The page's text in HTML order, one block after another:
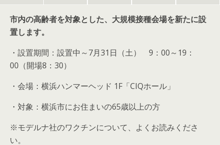
市内の高齢者を対象とした、大規模接種会場を新たに設
置します。
・設置期間：設置中～7月31日（土） 9：00～19：
00（開場8：30）
・会場：横浜ハンマーヘッド 1F「CIQホール」
・対象：横浜市にお住まいの65歳以上の方
※モデルナ社のワクチンについて、よくお読みくださ
い。